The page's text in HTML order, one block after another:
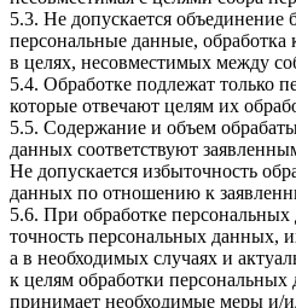
5.3. Не допускается
персональные данные, обработка
в целях, несовместимых между
5.4. Обработке подлежат только
которые отвечают целям их
5.5. Содержание и объем
данных соответствуют
Не допускается избыточность
данных по отношению к
5.6. При обработке персональных
точность персональных данных,
а в необходимых случаях и
к целям обработки
принимает необходимые меры и/